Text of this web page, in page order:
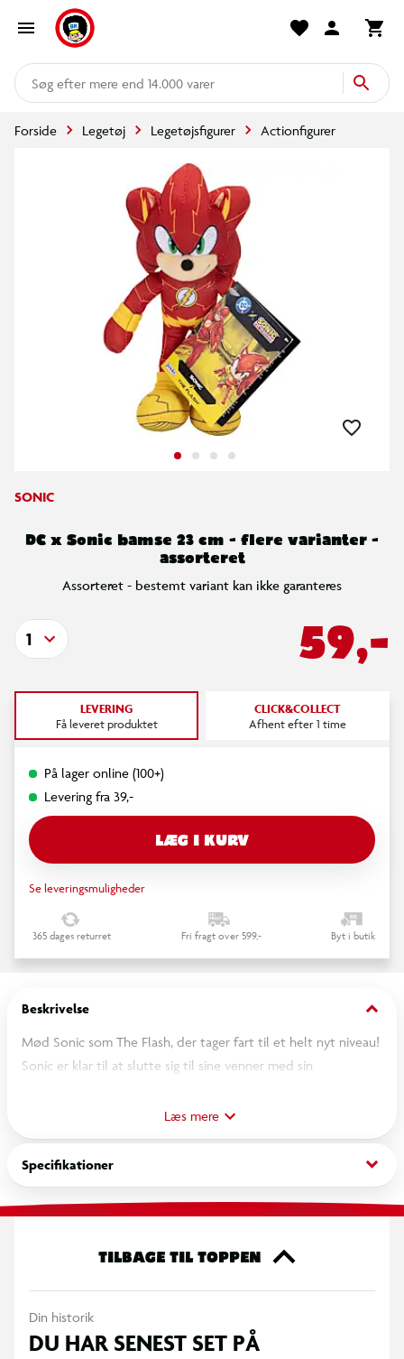
mere end 14.000 varer
Forside Legetøj Legetøjsfigurer Actionfigurer
SONIC
DC x Sonic bamse 23 cm - flere varianter -
assorteret
Assorteret - bestemt variant kan ikke garanteres
59,-
1
LEVERING
Få leveret produktet
CLICK&COLLECT
Afhent efter 1 time
På lager online (100+)
Levering fra 39,-
LÆG I KURV
Se leveringsmuligheder
365 dages returret Fri fragt over 599,- Byt i butik
Beskrivelse keyboard_arrow_down
Mød Sonic som The Flash, der tager fart til et helt nyt niveau!
Sonic er klar til at slutte sig til sine venner med sin
stærk og fuld af selvtillid og vil – ligesom The Flash – altid
holde ud for at gøre det rigtige. Se Sonic som The Flash, når
han, hans venner og DC’s Justice League beskytter deres
verden mod Darkseids invasion. Wave 1 indeholder Sonic som
The Flash, Silver som Green Lantern, Knuckles som Superman
Læs mere
Specifikationer keyboard_arrow_down
TILBAGE TIL TOPPEN
Din historik
DU HAR SENEST SET PÅ